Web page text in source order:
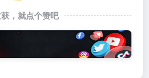
，就点个赞吧